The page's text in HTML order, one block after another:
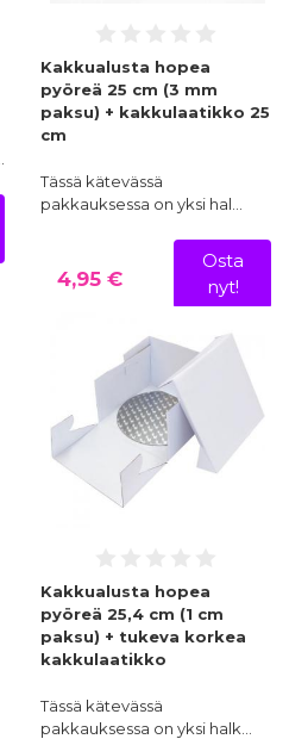
Kakkualusta hopea
pyöreä 25 cm (3 mm
paksu) + kakkulaatikko 25
cm
Tässä kätevässä
pakkauksessa on yksi hal…
4,95 €
Osta
nyt!
Kakkualusta hopea
pyöreä 25,4 cm (1 cm
paksu) + tukeva korkea
kakkulaatikko
Tässä kätevässä
pakkauksessa on yksi halk…